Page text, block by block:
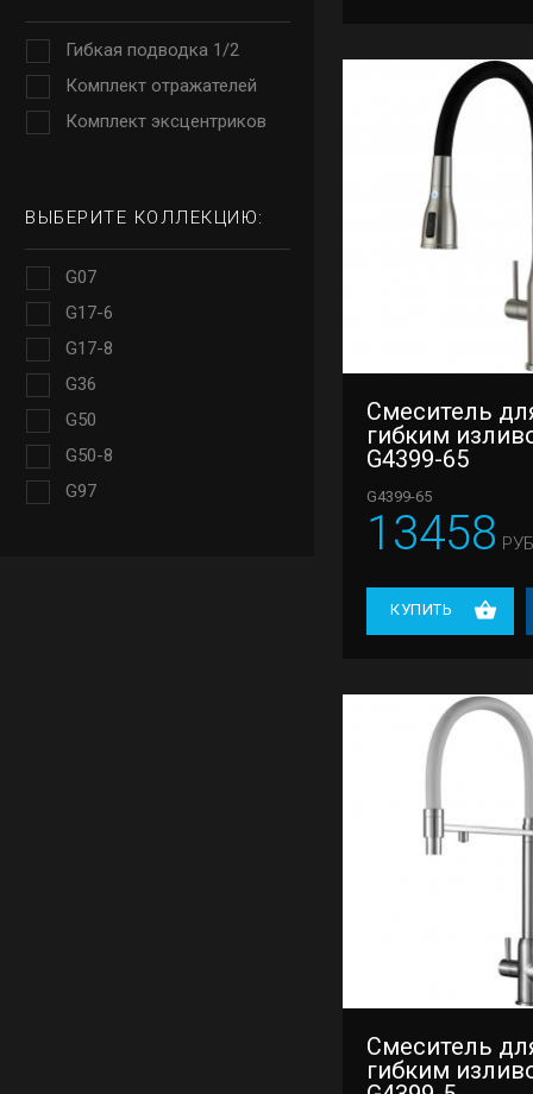
Гибкая подводка 1/2
Комплект отражателей
Комплект эксцентриков
ВЫБЕРИТЕ КОЛЛЕКЦИЮ:
G07
G17-6
G17-8
G36
G50
G50-8
G97
Смеситель
гибким
G4399-65
G4399-65
13458
КУПИТЬ
Смеситель
гибким